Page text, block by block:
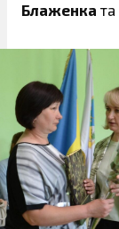
Блаженка та